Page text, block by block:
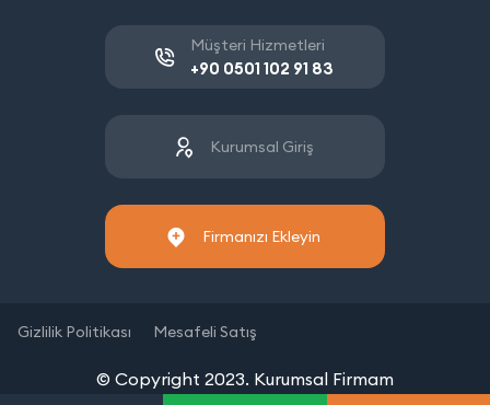
Müşteri Hizmetleri
+90 0501 102 91 83
Kurumsal Giriş
Firmanızı Ekleyin
© Copyright 2023. Kurumsal Firmam
Gizlilik Politikası Mesafeli Satış